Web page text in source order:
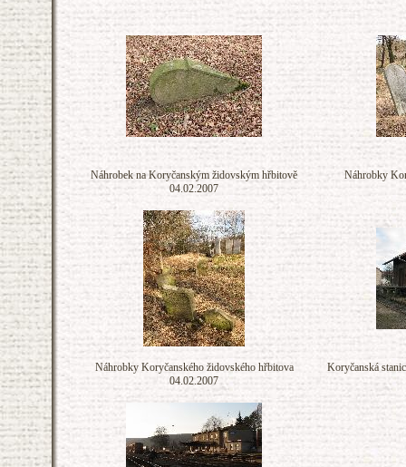
Náhrobek na Koryčanským židovským hřbitově
04.02.2007
Náhrobky
Náhrobky Koryčanského židovského hřbitova
04.02.2007
Koryčanská